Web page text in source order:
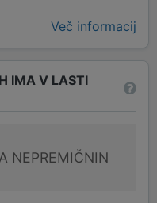
Več informacij
IMA V LASTI
NEPREMIČNIN